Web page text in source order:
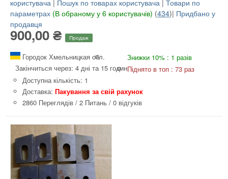
користувача | Пошук по товарах користувача | Товари по
параметрах (В обраному у 6 користувачів) (434)| Придбано у
продавця
900,00 ₴ Продаж
Городок Хмельницкая обл.
Закінчиться через: 4 дні та 15 годин
Знижки 10% : 1 разів
Піднято в топ : 73 раз
Доступна кількість: 1
Доставка: Пакування за свій рахунок
2860 Переглядів / 2 Питань / 0 відгуків